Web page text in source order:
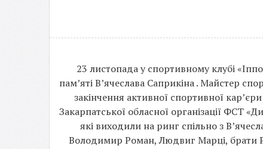
23 листопада у спортивному клубі
пам’яті В’ячеслава Саприкіна . Майстер
закінчення активної спортивної
Закарпатської обласної організації ФСТ
які виходили на ринг спільно з
Володимир Роман, Людвиг Марці, брати